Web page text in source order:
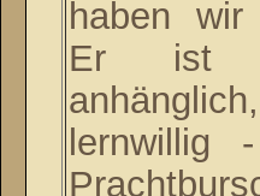
haben
Er ist
lernwillig